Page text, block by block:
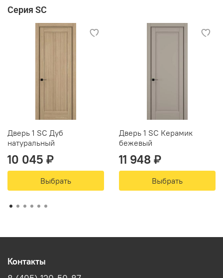
Серия SC
Дверь 1 SC Дуб
натуральный
10 045 ₽
Выбрать
Дверь 1 SC Керамик
бежевый
11 948 ₽
Выбрать
Контакты